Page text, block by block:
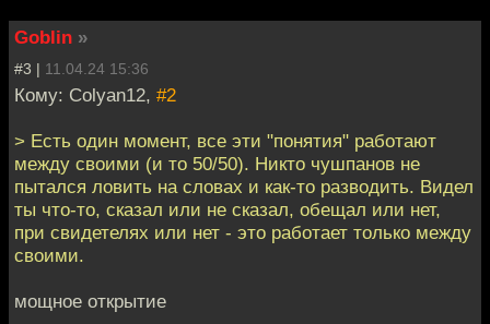
Goblin »
#3 | 11.04.24 15:36
Кому: Colyan12, #2
> Есть один момент, все эти "понятия" работают
между своими (и то 50/50). Никто чушпанов не
пытался ловить на словах и как-то разводить. Видел
ты что-то, сказал или не сказал, обещал или нет,
при свидетелях или нет - это работает только между
своими.
мощное открытие